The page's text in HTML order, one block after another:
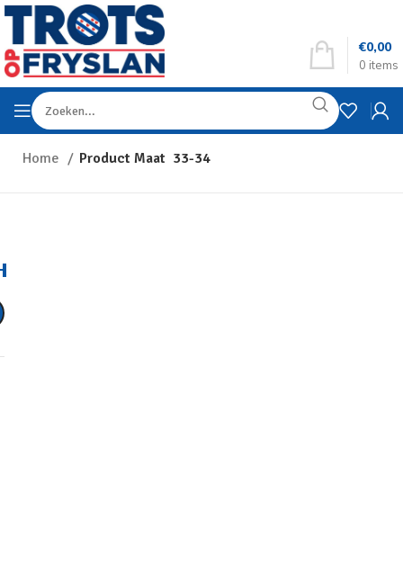
0 items
€0,00
Home Product Maat 33-34